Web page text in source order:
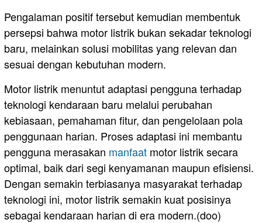
Pengalaman positif tersebut kemudian membentuk
persepsi bahwa motor listrik bukan sekadar teknologi
baru, melainkan solusi mobilitas yang relevan dan
sesuai dengan kebutuhan modern.
Motor listrik menuntut adaptasi pengguna terhadap
teknologi kendaraan baru melalui perubahan
kebiasaan, pemahaman fitur, dan pengelolaan pola
penggunaan harian. Proses adaptasi ini membantu
pengguna merasakan manfaat motor listrik secara
optimal, baik dari segi kenyamanan maupun efisiensi.
Dengan semakin terbiasanya masyarakat terhadap
teknologi ini, motor listrik semakin kuat posisinya
sebagai kendaraan harian di era modern.(doo)